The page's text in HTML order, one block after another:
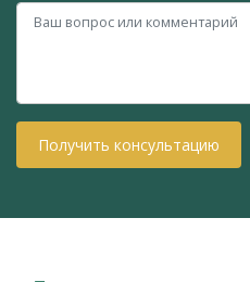
Получить консультацию